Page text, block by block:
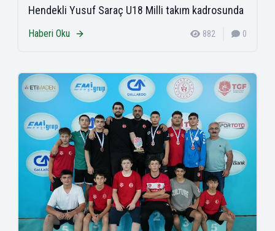
Hendekli Yusuf Saraç U18 Milli takım kadrosunda
Haberi Oku 882 0